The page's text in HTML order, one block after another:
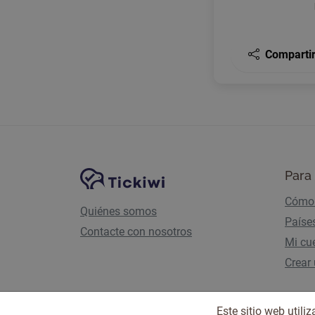
Compartir
Navegación del sitioPlataforma Tickiwi
Quiénes somos
Contacte con nosotros
Mi
Crear
Este sitio web